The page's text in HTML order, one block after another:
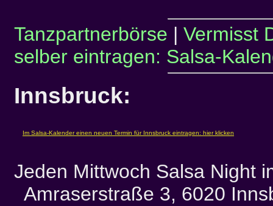
Tanzpartnerbörse | Vermisst
selber eintragen: Salsa-
Innsbruck:
Jeden Mittwoch Salsa Night
Amraserstraße 3, 6020